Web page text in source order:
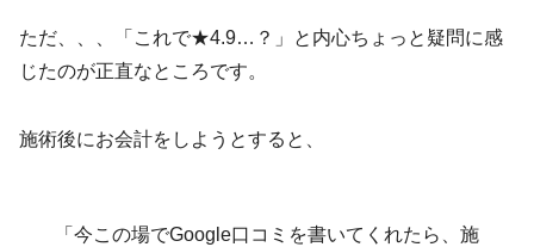
ただ、、、「これで★4.9…？」と内心ちょっと疑問に感
じたのが正直なところです。
施術後にお会計をしようとすると、
「今この場でGoogle口コミを書いてくれたら、施